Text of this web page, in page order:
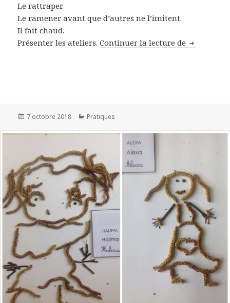
Le rattraper.
Le ramener avant que d’autres ne l’imitent.
Il fait chaud.
Présenter les ateliers.Continuer la lecture de La
Publié
7 octobre 2018 Catégories
Pratiques